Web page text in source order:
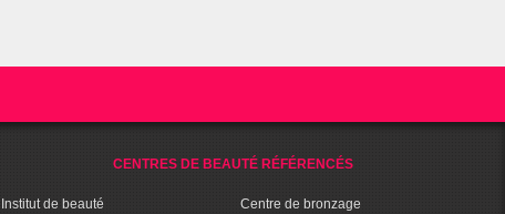
CENTRES DE BEAUTÉ RÉFÉRENCÉS
Institut de beauté
Centre de bronzage